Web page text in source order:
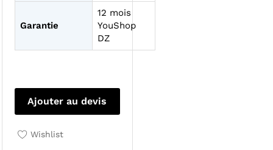
Garantie
12 mois
YouShop
DZ
Ajouter au devis
Wishlist